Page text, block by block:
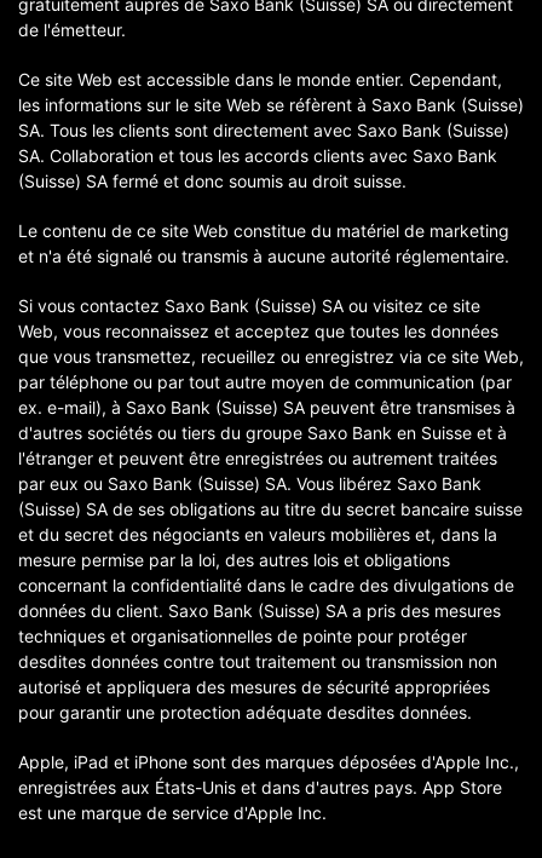
gratuitement auprès de Saxo Bank (Suisse) SA ou directement
de l'émetteur.
Ce site Web est accessible dans le monde entier. Cependant,
les informations sur le site Web se réfèrent à Saxo Bank (Suisse)
SA. Tous les clients sont directement avec Saxo Bank (Suisse)
SA. Collaboration et tous les accords clients avec Saxo Bank
(Suisse) SA fermé et donc soumis au droit suisse.
Le contenu de ce site Web constitue du matériel de marketing
et n'a été signalé ou transmis à aucune autorité réglementaire.
Si vous contactez Saxo Bank (Suisse) SA ou visitez ce site
Web, vous reconnaissez et acceptez que toutes les données
que vous transmettez, recueillez ou enregistrez via ce site Web,
par téléphone ou par tout autre moyen de communication (par
ex. e-mail), à Saxo Bank (Suisse) SA peuvent être transmises à
d'autres sociétés ou tiers du groupe Saxo Bank en Suisse et à
l'étranger et peuvent être enregistrées ou autrement traitées
par eux ou Saxo Bank (Suisse) SA. Vous libérez Saxo Bank
(Suisse) SA de ses obligations au titre du secret bancaire suisse
et du secret des négociants en valeurs mobilières et, dans la
mesure permise par la loi, des autres lois et obligations
concernant la confidentialité dans le cadre des divulgations de
données du client. Saxo Bank (Suisse) SA a pris des mesures
techniques et organisationnelles de pointe pour protéger
desdites données contre tout traitement ou transmission non
autorisé et appliquera des mesures de sécurité appropriées
pour garantir une protection adéquate desdites données.
Apple, iPad et iPhone sont des marques déposées d'Apple Inc.,
enregistrées aux États-Unis et dans d'autres pays. App Store
est une marque de service d'Apple Inc.